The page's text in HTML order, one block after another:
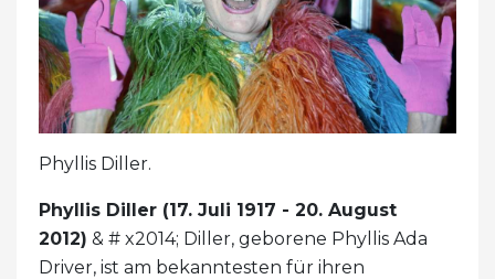
Phyllis Diller.
Phyllis Diller (17. Juli 1917 - 20. August
2012) & # x2014; Diller, geborene Phyllis Ada
Driver, ist am bekanntesten für ihren